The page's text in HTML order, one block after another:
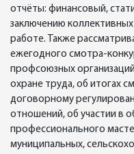
отчёты: финансовый,
заключению
работе. Также
ежегодного смотра-
профсоюзных
охране труда, об итогах
договорному
отношений, об участии в
профессионального
муниципальных,